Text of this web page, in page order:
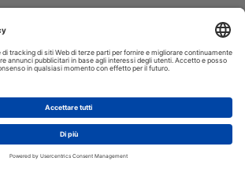
AGGIUNGI AL CARRELLO